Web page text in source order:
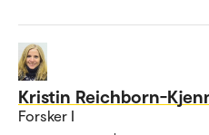
Kristin Reichborn-
Forsker I